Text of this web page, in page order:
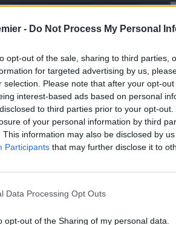
- Do Not Process My Personal
opt-out of the sale, sharing to third parties,
for targeted advertising by us,
selection. Please note that after your opt-
interest-based ads based on personal
to third parties prior to your opt-
of your personal information by third
This information may also be disclosed by
Participants that may further disclose it to
Data Processing Opt Outs
opt-out of the Sharing of my personal data.